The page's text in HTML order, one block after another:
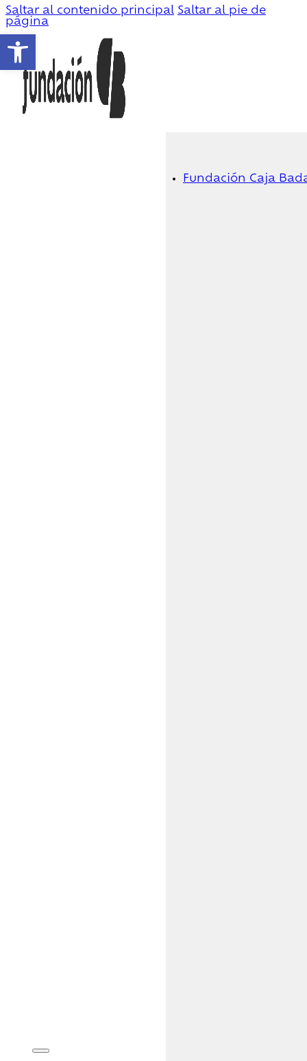
Abrir barra de herramientas
Saltar al contenido principal Saltar al pie de
página
Fundación Caja